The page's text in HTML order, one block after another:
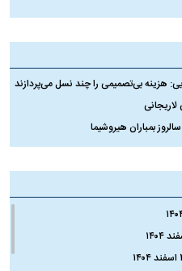
هزینه بی‌تصمیمی را چند نسل می‌پردازند
بمباران هیروشیما